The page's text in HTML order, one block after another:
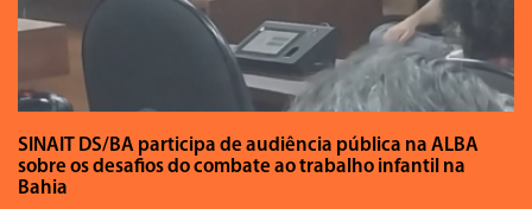
SINAIT DS/BA participa de audiência pública na ALBA
sobre os desafios do combate ao trabalho infantil na
Bahia